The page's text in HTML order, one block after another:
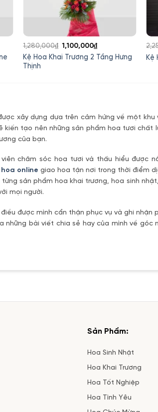
Kệ Hoa Khai Trương 2 Tầng Hưng
Thịnh
1,280,000₫ Giá
gốc
1,100,000₫Giá
hiện
Kệ
xây dựng dựa trên cảm hứng về một
kiến tạo nên những sản phẩm hoa tươi
của bạn.
chăm sóc hoa tươi và thấu hiểu được
online giao hoa tận nơi trong thời điểm
sản phẩm hoa khai trương, hoa sinh
mọi người.
được mình cẩn thận phục vụ và ghi
những bài viết chia sẻ hay của mình về
Sản Phẩm:
Hoa Sinh Nhật
Hoa Khai Trương
Hoa Tốt Nghiệp
Hoa Tình Yêu